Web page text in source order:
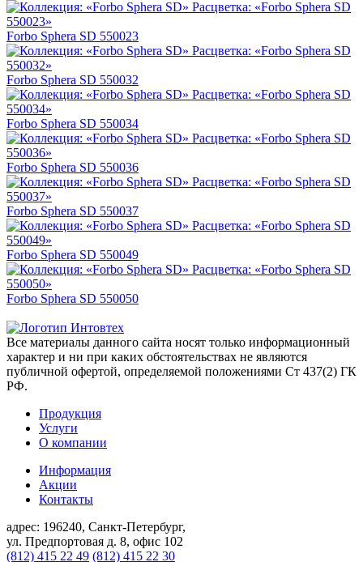
Forbo Sphera SD 550023
Forbo Sphera SD 550032
Forbo Sphera SD 550034
Forbo Sphera SD 550036
Forbo Sphera SD 550037
Forbo Sphera SD 550049
Forbo Sphera SD 550050
Все материалы данного сайта носят только информационный
характер и ни при каких обстоятельствах не являются
публичной офертой, определяемой положениями Ст 437(2) ГК
РФ.
Продукция
Услуги
О компании
Информация
Акции
Контакты
адрес: 196240, Санкт-Петербург,
ул. Предпортовая д. 8, офис 102
(812) 415 22 49 (812) 415 22 30